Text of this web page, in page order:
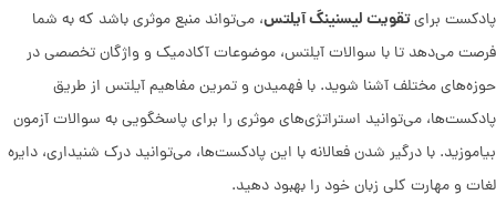
پادکست برایتقویت لیسنینگ آیلتس، می‌تواند منبع موثری باشد که به شما
فرصت می‌دهد تا با سوالات آیلتس، موضوعات آکادمیک و واژگان تخصصی در
حوزه‌های مختلف آشنا شوید. با فهمیدن و تمرین مفاهیم آیلتس از طریق
پادکست‌ها، می‌توانید استراتژی‌های موثری را برای پاسخگویی به سوالات آزمون
بیاموزید. با درگیر شدن فعالانه با این پادکست‌ها، می‌توانید درک شنیداری، دایره
لغات و مهارت کلی زبان خود را بهبود دهید.